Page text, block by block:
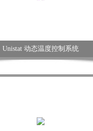
Unistat 动态温度控制系统